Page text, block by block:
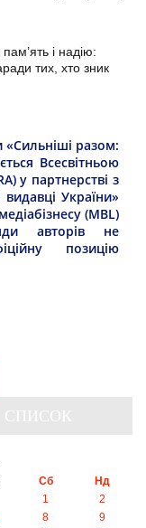
і надію:
тих, хто зник
«Сильніші разом:
Всесвітньою
у партнерстві з
видавці України»
(MBL)
авторів не
позицію
Сб
Нд
1
2
8
9